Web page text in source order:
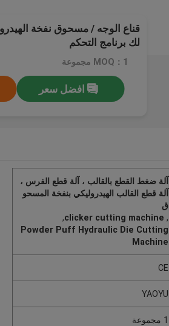
قناع الوجه / مسحوق نفخة
لك برنامج التحكم
MOQ：1 مجموعة
افضل سعر
آلة ضغط القطع بالقالب ، آلة قطع الفرس ،
آلة قطع القالب الهيدروليكي بنفخة المسحو
ق
,
clicker cutting machine
,
Powder Puff Hydraulic Die Cutting
Machine
CE
YAOYU
1 مجموعة